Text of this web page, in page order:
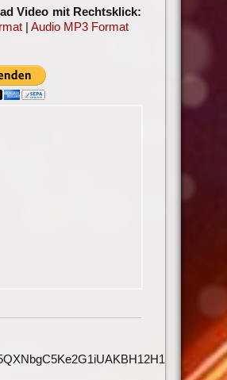
Video mit Rechtsklick:
| Audio MP3 Format